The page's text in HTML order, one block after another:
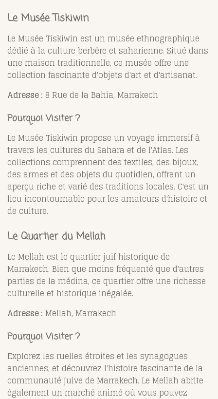
Le Musée Tiskiwin
Le Musée Tiskiwin est un musée ethnographique
dédié à la culture berbère et saharienne. Situé dans
une maison traditionnelle, ce musée offre une
collection fascinante d'objets d'art et d'artisanat.
Adresse : 8 Rue de la Bahia, Marrakech
Pourquoi Visiter ?
Le Musée Tiskiwin propose un voyage immersif à
travers les cultures du Sahara et de l'Atlas. Les
collections comprennent des textiles, des bijoux,
des armes et des objets du quotidien, offrant un
aperçu riche et varié des traditions locales. C'est un
lieu incontournable pour les amateurs d'histoire et
de culture.
Le Quartier du Mellah
Le Mellah est le quartier juif historique de
Marrakech. Bien que moins fréquenté que d'autres
parties de la médina, ce quartier offre une richesse
culturelle et historique inégalée.
Adresse : Mellah, Marrakech
Pourquoi Visiter ?
Explorez les ruelles étroites et les synagogues
anciennes, et découvrez l'histoire fascinante de la
communauté juive de Marrakech. Le Mellah abrite
également un marché animé où vous pouvez